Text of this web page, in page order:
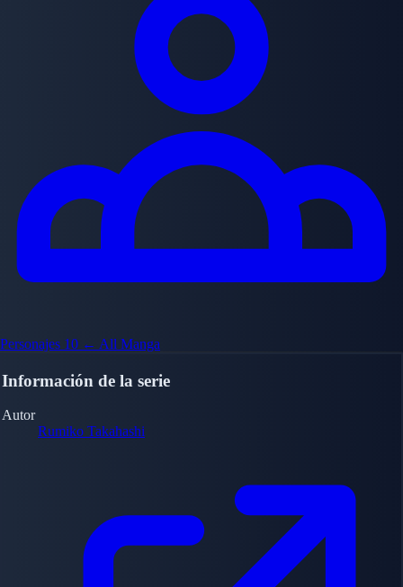
Personajes 10 ← All Manga
Información de la serie
Autor
Rumiko Takahashi